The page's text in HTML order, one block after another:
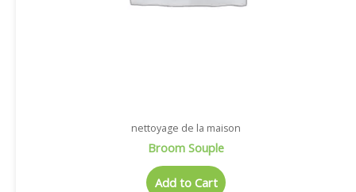
nettoyage de la maison
Broom Souple
Add to Cart